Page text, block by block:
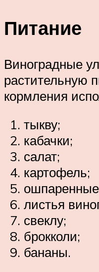
Питание
Виноградные
растительную
кормления
тыкву;
кабачки;
салат;
картофель;
листья
свеклу;
брокколи;
бананы.